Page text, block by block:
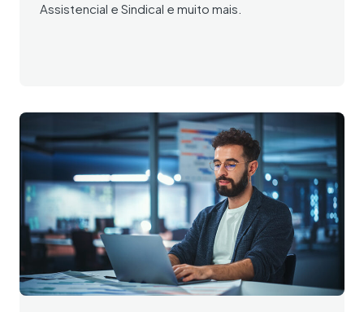
Assistencial e Sindical e muito mais.